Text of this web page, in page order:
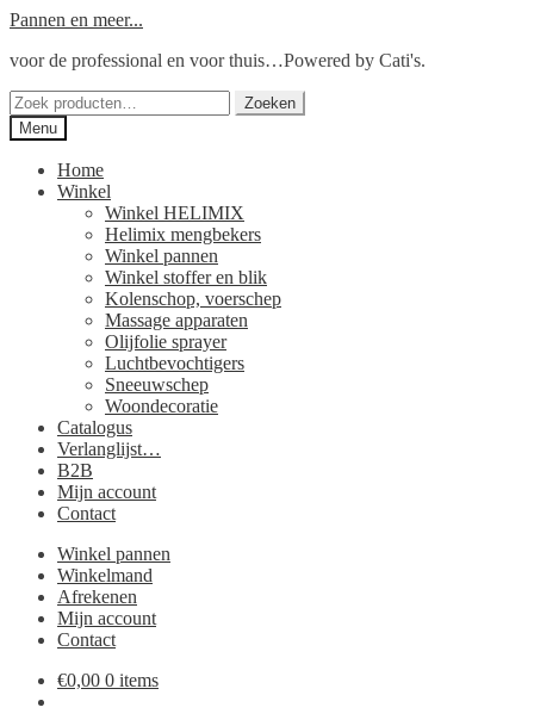
Ga
naar
Ga
de
Pannen en meer...
voor de professional en voor thuis…Powered by Cati's.
Zoeken
naar:
Zoeken
Menu
Home
Winkel
Winkel HELIMIX
Helimix mengbekers
Winkel pannen
Winkel stoffer en blik
Kolenschop, voerschep
Massage apparaten
Olijfolie sprayer
Luchtbevochtigers
Sneeuwschep
Woondecoratie
Catalogus
Verlanglijst…
B2B
Mijn account
Contact
Winkel pannen
Winkelmand
Afrekenen
Mijn account
Contact
€0,00 0 items